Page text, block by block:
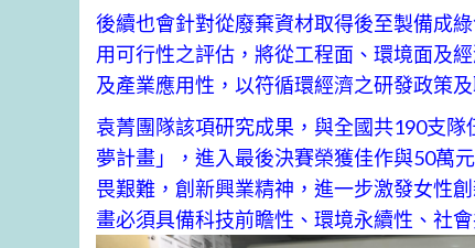
後續也會針對從廢棄資材取得後至製備成
用可行性之評估，將從工程面、環境面及
及產業應用性，以符循環經濟之研發政策
袁菁團隊該項研究成果，與全國共190支
夢計畫」，進入最後決賽榮獲佳作與50萬
畏艱難，創新興業精神，進一步激發女性
畫必須具備科技前瞻性、環境永續性、社會